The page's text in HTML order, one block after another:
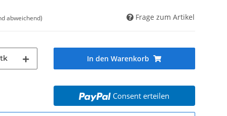
abweichend) Frage zum Artikel
In den Warenkorb
Consent erteilen